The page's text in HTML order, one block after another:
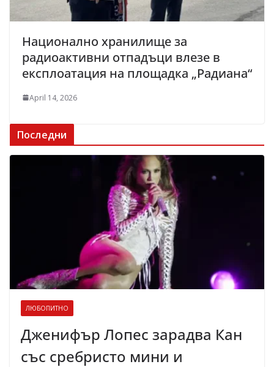
Национално хранилище за
радиоактивни отпадъци влезе в
експлоатация на площадка „Радиана“
April 14, 2026
Последни
ЛЮБОПИТНО
Дженифър Лопес зарадва Кан
със сребристо мини и